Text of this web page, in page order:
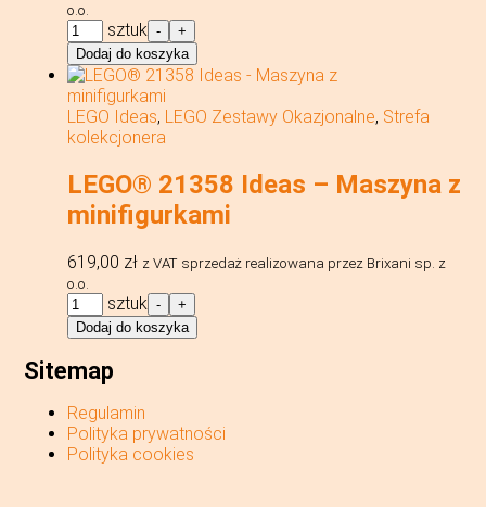
o.o.
ilość
LEGO®
40805
Okazjonalne
-
Automat
do
sztuk -
+
Dodaj do koszyka
LEGO Ideas, LEGO Zestawy Okazjonalne, Strefa
kolekcjonera
LEGO® 21358 Ideas – Maszyna z
minifigurkami
619,00 zł z VAT sprzedaż realizowana przez Brixani sp. z
o.o.
ilość
LEGO®
21358
-
z
minifigurkami
sztuk -
+
Dodaj do koszyka
Sitemap
Regulamin
Polityka prywatności
Polityka cookies